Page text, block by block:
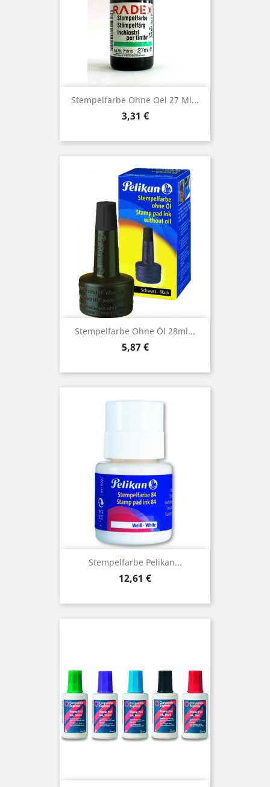
Stempelfarbe Ohne Oel 27 Ml...
Preis
3,31 €
Stempelfarbe Ohne Öl 28ml...
Preis
5,87 €
Stempelfarbe Pelikan...
Preis
12,61 €